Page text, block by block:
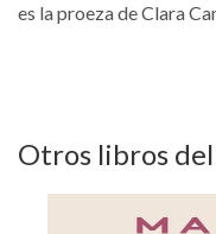
es la proeza de Clara
Otros libros